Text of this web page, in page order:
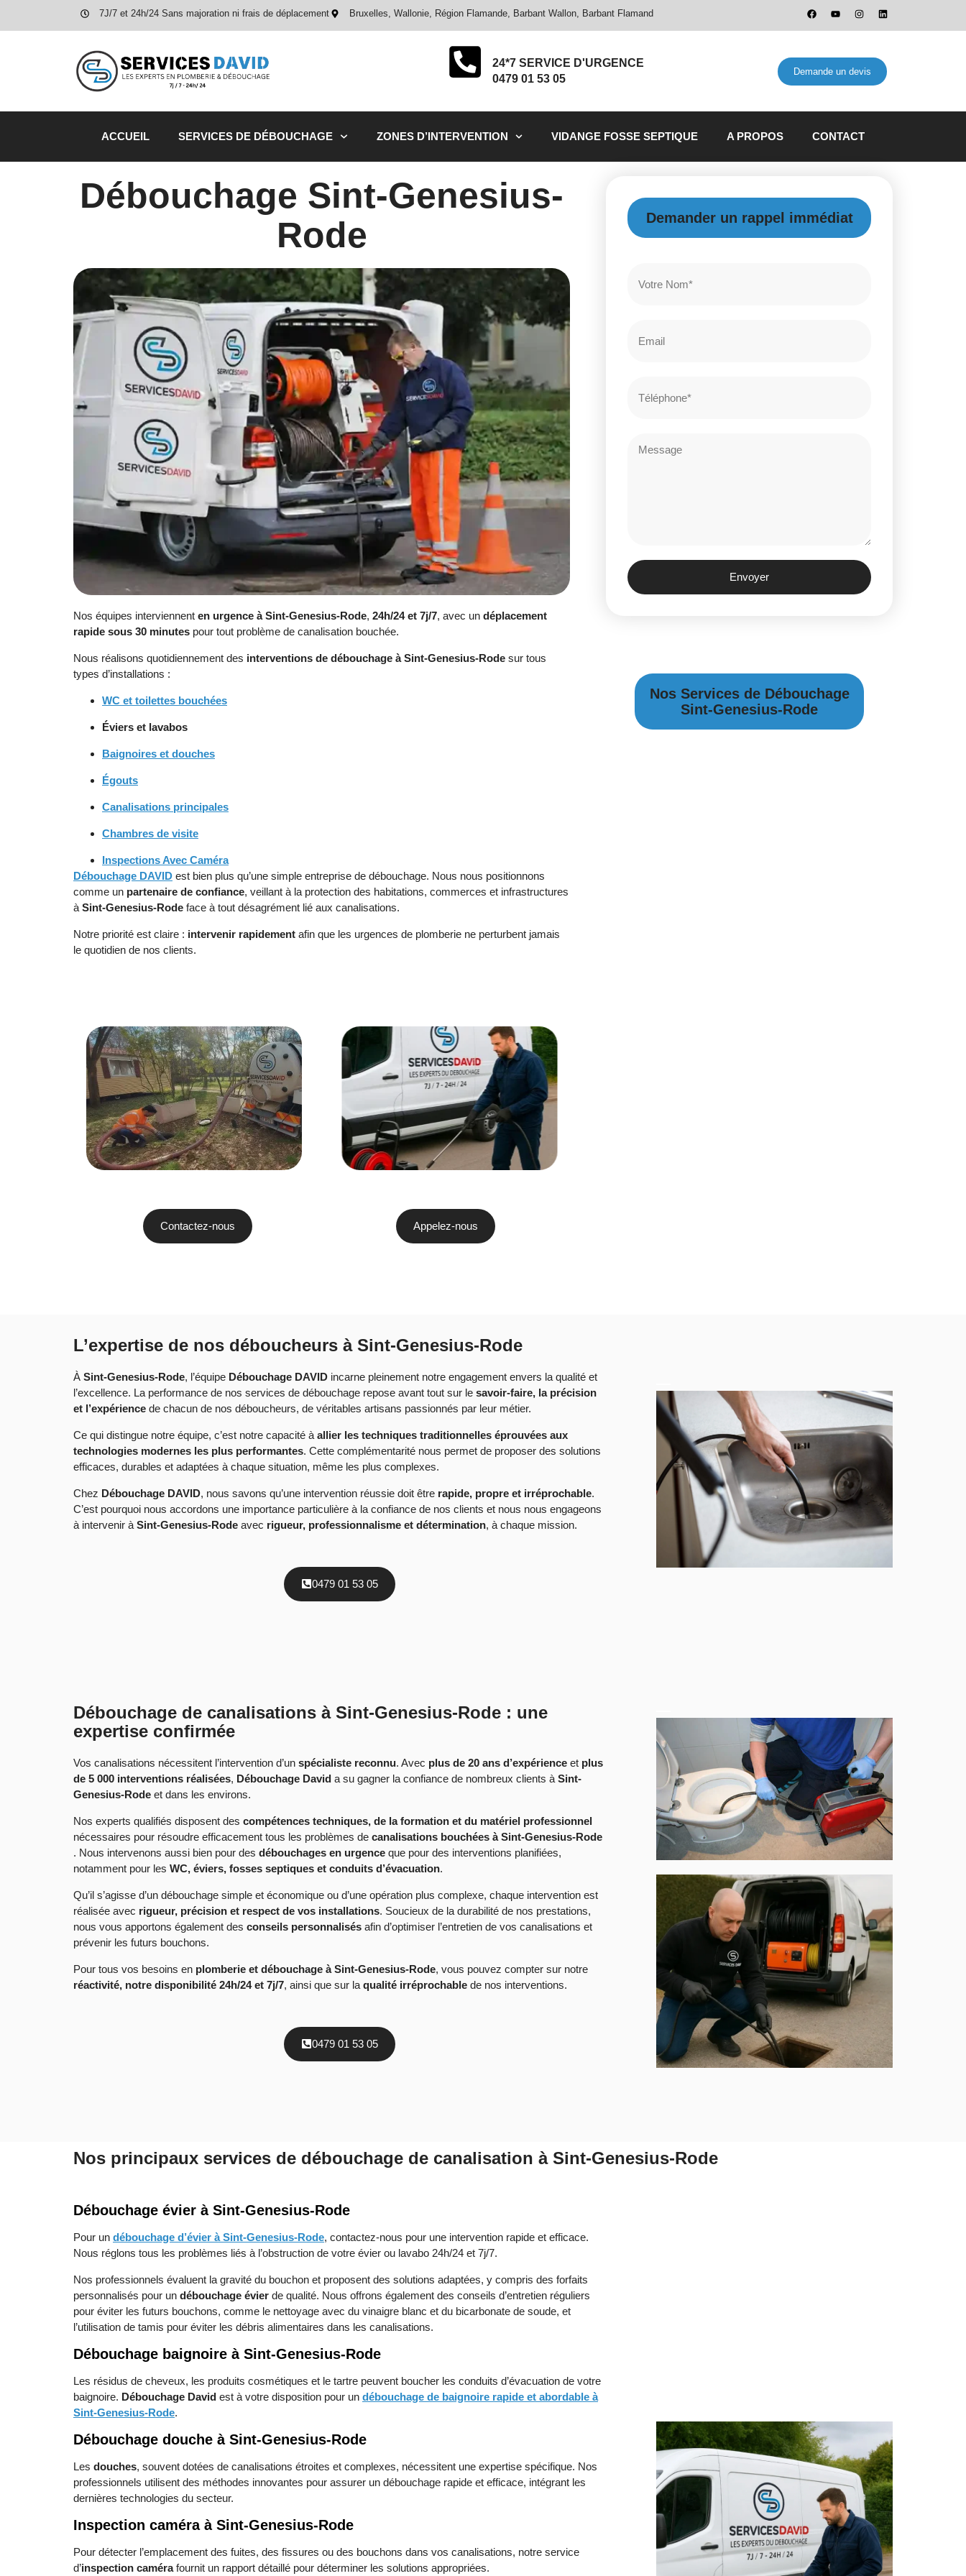
7J/7 et 24h/24 Sans majoration ni frais de déplacement Bruxelles, Wallonie, Région Flamande, Barbant Wallon, Barbant Flamand
24*7 SERVICE D'URGENCE
0479 01 53 05
Demande un devis
ACCUEIL SERVICES DE DÉBOUCHAGE ZONES D’INTERVENTION VIDANGE FOSSE SEPTIQUE A PROPOS CONTACT
Débouchage Sint-Genesius-
Rode
Nos équipes interviennent en urgence à Sint-Genesius-Rode, 24h/24 et 7j/7, avec un déplacement
rapide sous 30 minutes pour tout problème de canalisation bouchée.
Nous réalisons quotidiennement des interventions de débouchage à Sint-Genesius-Rode sur tous
types d’installations :
WC et toilettes bouchées
Éviers et lavabos
Baignoires et douches
Égouts
Canalisations principales
Chambres de visite
Inspections Avec Caméra
Débouchage DAVID est bien plus qu’une simple entreprise de débouchage. Nous nous positionnons
comme un partenaire de confiance, veillant à la protection des habitations, commerces et infrastructures
à Sint-Genesius-Rode face à tout désagrément lié aux canalisations.
Notre priorité est claire : intervenir rapidement afin que les urgences de plomberie ne perturbent jamais
le quotidien de nos clients.
Contactez-nous Appelez-nous
Demander un rappel immédiat
Envoyer
Nos Services de Débouchage
Sint-Genesius-Rode
L’expertise de nos déboucheurs à Sint-Genesius-Rode
À Sint-Genesius-Rode, l’équipe Débouchage DAVID incarne pleinement notre engagement envers la qualité et
l’excellence. La performance de nos services de débouchage repose avant tout sur le savoir-faire, la précision
et l’expérience de chacun de nos déboucheurs, de véritables artisans passionnés par leur métier.
Ce qui distingue notre équipe, c’est notre capacité à allier les techniques traditionnelles éprouvées aux
technologies modernes les plus performantes. Cette complémentarité nous permet de proposer des solutions
efficaces, durables et adaptées à chaque situation, même les plus complexes.
Chez Débouchage DAVID, nous savons qu’une intervention réussie doit être rapide, propre et irréprochable.
C’est pourquoi nous accordons une importance particulière à la confiance de nos clients et nous nous engageons
à intervenir à Sint-Genesius-Rode avec rigueur, professionnalisme et détermination, à chaque mission.
0479 01 53 05
Débouchage de canalisations à Sint-Genesius-Rode : une
expertise confirmée
Vos canalisations nécessitent l’intervention d’un spécialiste reconnu. Avec plus de 20 ans d’expérience et plus
de 5 000 interventions réalisées, Débouchage David a su gagner la confiance de nombreux clients à Sint-
Genesius-Rode et dans les environs.
Nos experts qualifiés disposent des compétences techniques, de la formation et du matériel professionnel
nécessaires pour résoudre efficacement tous les problèmes de canalisations bouchées à Sint-Genesius-Rode
. Nous intervenons aussi bien pour des débouchages en urgence que pour des interventions planifiées,
notamment pour les WC, éviers, fosses septiques et conduits d’évacuation.
Qu’il s’agisse d’un débouchage simple et économique ou d’une opération plus complexe, chaque intervention est
réalisée avec rigueur, précision et respect de vos installations. Soucieux de la durabilité de nos prestations,
nous vous apportons également des conseils personnalisés afin d’optimiser l’entretien de vos canalisations et
prévenir les futurs bouchons.
Pour tous vos besoins en plomberie et débouchage à Sint-Genesius-Rode, vous pouvez compter sur notre
réactivité, notre disponibilité 24h/24 et 7j/7, ainsi que sur la qualité irréprochable de nos interventions.
0479 01 53 05
Nos principaux services de débouchage de canalisation à Sint-Genesius-Rode
Débouchage évier à Sint-Genesius-Rode
Pour un débouchage d’évier à Sint-Genesius-Rode, contactez-nous pour une intervention rapide et efficace.
Nous réglons tous les problèmes liés à l’obstruction de votre évier ou lavabo 24h/24 et 7j/7.
Nos professionnels évaluent la gravité du bouchon et proposent des solutions adaptées, y compris des forfaits
personnalisés pour un débouchage évier de qualité. Nous offrons également des conseils d’entretien réguliers
pour éviter les futurs bouchons, comme le nettoyage avec du vinaigre blanc et du bicarbonate de soude, et
l’utilisation de tamis pour éviter les débris alimentaires dans les canalisations.
Débouchage baignoire à Sint-Genesius-Rode
Les résidus de cheveux, les produits cosmétiques et le tartre peuvent boucher les conduits d’évacuation de votre
baignoire. Débouchage David est à votre disposition pour un débouchage de baignoire rapide et abordable à
Sint-Genesius-Rode.
Débouchage douche à Sint-Genesius-Rode
Les douches, souvent dotées de canalisations étroites et complexes, nécessitent une expertise spécifique. Nos
professionnels utilisent des méthodes innovantes pour assurer un débouchage rapide et efficace, intégrant les
dernières technologies du secteur.
Inspection caméra à Sint-Genesius-Rode
Pour détecter l’emplacement des fuites, des fissures ou des bouchons dans vos canalisations, notre service
d’inspection camérafournit un rapport détaillé pour déterminer les solutions appropriées.